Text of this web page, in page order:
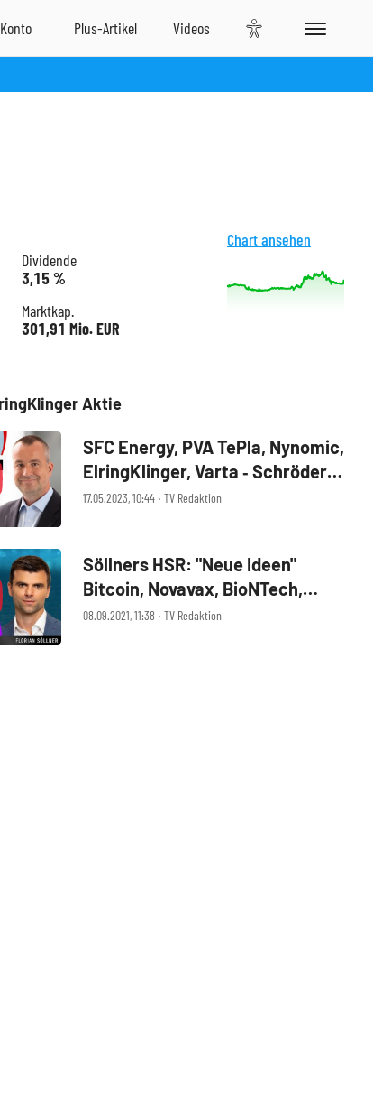
Chart ansehen
Dividende
3,15 %
Marktkap.
301,91 Mio. EUR
Aktie
17.05.2023, 10:44 ‧ TV Redaktion
SFC Energy, PVA TePla, Nynomic,
ElringKlinger, Varta ‑ Schröders
Nebenwerte‑Watchlist
08.09.2021, 11:38 ‧ TV Redaktion
Söllners HSR: "Neue Ideen"
Bitcoin, Novavax, BioNTech,
Volkswagen, SFC, Tesla, Valneva,